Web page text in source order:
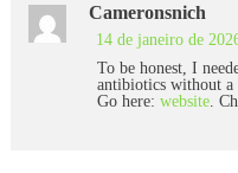
Cameronsnich
14 de janeiro de
To be honest, I
antibiotics without a
Go here: website.